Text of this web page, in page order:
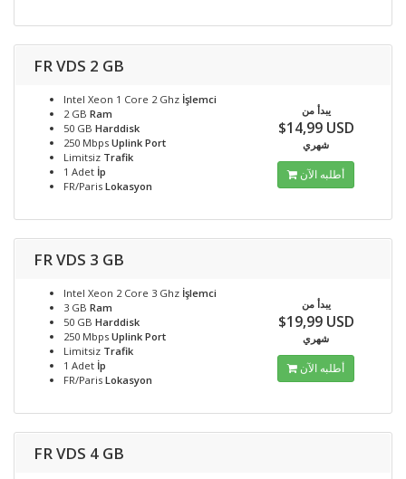
FR VDS 2 GB
Intel Xeon 1 Core 2 Ghz İşlemci
2 GB Ram
50 GB Harddisk
250 Mbps Uplink Port
Limitsiz Trafik
1 Adet İp
FR/Paris Lokasyon
يبدأ من
$14,99 USD
شهري
أطلبه الآن
FR VDS 3 GB
Intel Xeon 2 Core 3 Ghz İşlemci
3 GB Ram
50 GB Harddisk
250 Mbps Uplink Port
Limitsiz Trafik
1 Adet İp
FR/Paris Lokasyon
يبدأ من
$19,99 USD
شهري
أطلبه الآن
FR VDS 4 GB